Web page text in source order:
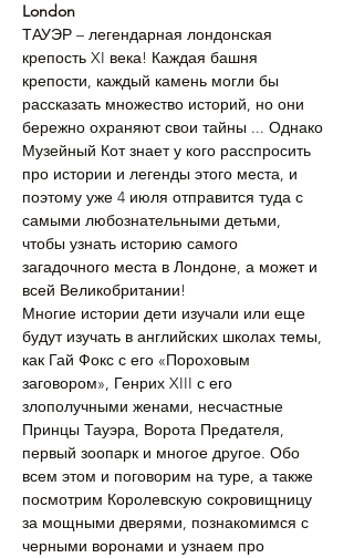
London
ТАУЭР – легендарная лондонская
крепость XI века! Каждая башня
крепости, каждый камень могли бы
рассказать множество историй, но они
бережно охраняют свои тайны ... Однако
Музейный Кот знает у кого расспросить
про истории и легенды этого места, и
поэтому уже 4 июля отправится туда с
самыми любознательными детьми,
чтобы узнать историю самого
загадочного места в Лондоне, а может и
всей Великобритании!
Многие истории дети изучали или еще
будут изучать в английских школах темы,
как Гай Фокс с его «Пороховым
заговором», Генрих XIII с его
злополучными женами, несчастные
Принцы Тауэра, Ворота Предателя,
первый зоопарк и многое другое. Обо
всем этом и поговорим на туре, а также
посмотрим Королевскую сокровищницу
за мощными дверями, познакомимся с
черными воронами и узнаем про